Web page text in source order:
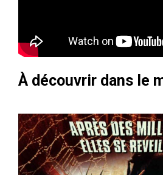
À découvrir dans le